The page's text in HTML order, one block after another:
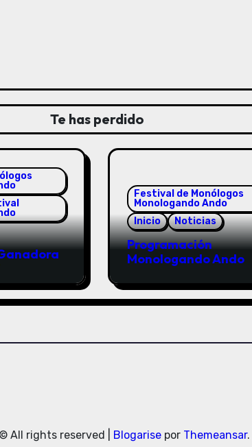
Te has perdido
Festival de Monólogos
Monologando Ando
Inicio
Noticias
Programación
Monologando Ando
All rights reserved Blogarisepor Themeansar.